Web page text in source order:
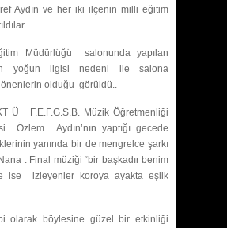
Aydın ve her iki ilçenin milli eğitim
Müdürlüğü salonunda yapılan
yoğun ilgisi nedeni ile salona
olduğu görüldü..
Ü F.E.F.G.S.B. Müzik Öğretmenliği
Özlem Aydın’nın yaptığı gecede
yanında bir de mengrelce şarkı
. Final müziği “bir başkadır benim
ise izleyenler koroya ayakta eşlik
olarak böylesine güzel bir etkinliği